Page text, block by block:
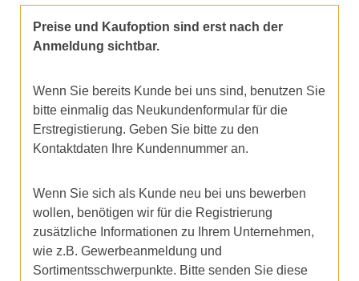
Preise und Kaufoption sind erst nach der
Anmeldung sichtbar.
Wenn Sie bereits Kunde bei uns sind, benutzen Sie
bitte einmalig das Neukundenformular für die
Erstregistierung. Geben Sie bitte zu den
Kontaktdaten Ihre Kundennummer an.
Wenn Sie sich als Kunde neu bei uns bewerben
wollen, benötigen wir für die Registrierung
zusätzliche Informationen zu Ihrem Unternehmen,
wie z.B. Gewerbeanmeldung und
Sortimentsschwerpunkte. Bitte senden Sie diese